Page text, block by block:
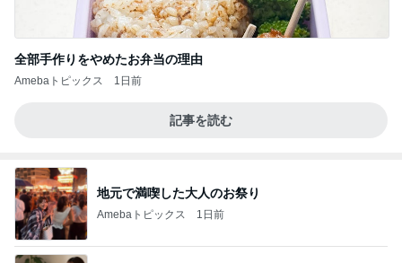
全部手作りをやめたお弁当の理由
Amebaトピックス 1日前
記事を読む
地元で満喫した大人のお祭り
Amebaトピックス 1日前